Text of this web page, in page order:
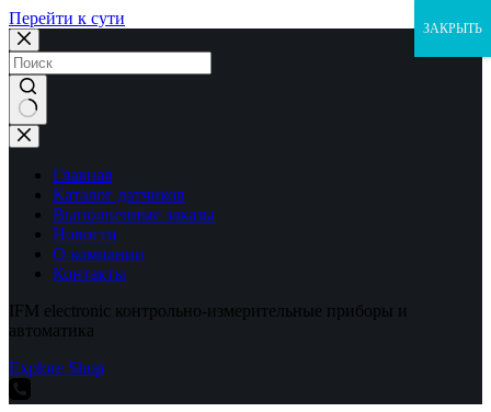
Перейти к сути
Ничего
не
найденоГлавная
Каталог датчиков
Выполненные заказы
Новости
О компании
Контакты
IFM electronic контрольно-измерительные приборы и
автоматика
Explore Shop
ЗАКРЫТЬ